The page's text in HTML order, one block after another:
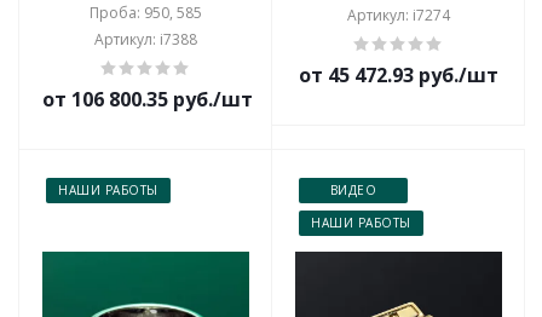
Проба: 950, 585
Артикул: i7388
от 106 800.35 руб./шт
Артикул: i7274
от 45 472.93 руб./шт
НАШИ РАБОТЫ
ВИДЕО
НАШИ РАБОТЫ